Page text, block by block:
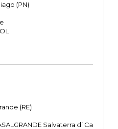
(PN)
(RE)
Salvaterra di Ca